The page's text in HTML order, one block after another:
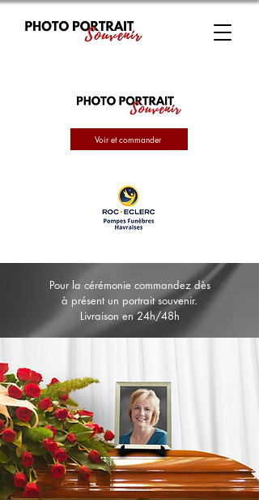
Voir et commander
Pour la cérémonie commandez dès
à présent un portrait souvenir.
Livraison en 24h/48h